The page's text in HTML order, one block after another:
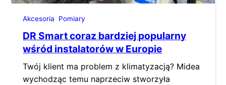
Akcesoria Pomiary
DR Smart coraz bardziej popularny
wśród instalatorów w Europie
Twój klient ma problem z klimatyzacją? Midea
wychodząc temu naprzeciw stworzyła